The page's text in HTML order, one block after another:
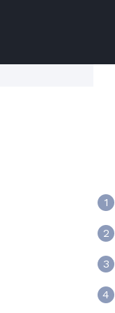
1
2
3
4